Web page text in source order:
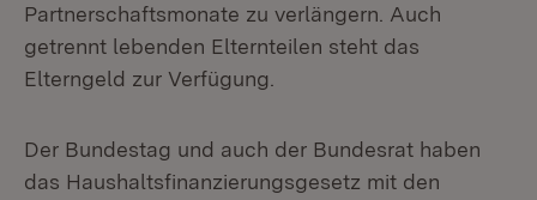
Partnerschaftsmonate zu verlängern. Auch
getrennt lebenden Elternteilen steht das
Elterngeld zur Verfügung.
Der Bundestag und auch der Bundesrat haben
das Haushaltsfinanzierungsgesetz mit den